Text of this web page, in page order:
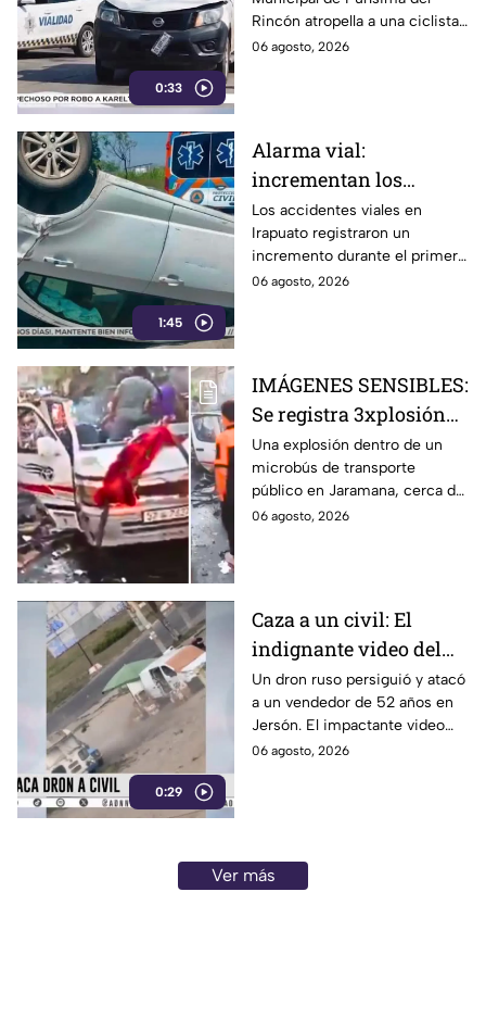
0:33
atropell4da por
vehículo oficial
Rincón atropella a una ciclista
de la tercera edad, causándole
06 agosto, 2026
1:45
Alarma vial:
incrementan los
accidentes de tránsito
en Irapuato en el
primer semestre
Los accidentes viales en
Irapuato registraron un
incremento durante el primer
semestre del año. El
06 agosto, 2026
IMÁGENES SENSIBLES:
Se registra 3xplosión
en autobús deja HOY
jueves: 3 mu3rtos y
varios heridos
Una explosión dentro de un
microbús de transporte
público en Jaramana, cerca de
Damasco, Siria, dejó tres
06 agosto, 2026
0:29
Caza a un civil: El
indignante video del
dron ruso persiguiendo
a un vendedor de
verduras en Ucrania
Un dron ruso persiguió y atacó
a un vendedor de 52 años en
Jersón. El impactante video
grabado por el dron desató la
06 agosto, 2026
Ver más